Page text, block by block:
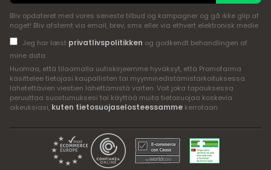
Bliv opdateret med vores seneste tilbud og kampagner og gå ikke glip af
noget! Bliv afstemt via email, brev, sms eller via ethvert elektronisk medie
Jeg har læst privatlivspolitikken og godkendt behandlingen af
mine data
Huomaa, että tilaamalla uutiskirjeemme hyväksyt, että Promofarma
käsittelee tietojasi kaupallisten tai myynninedistämistarkoituksessa
lähetettävien viestien lähettämistä varten. Voit joka tapauksessa
peruuttaa suostumuksesi tai käyttää muita tietosuojaa koskevia
oikeuksiasi, kuten tietosuojaselosteessamme kerrotaan.